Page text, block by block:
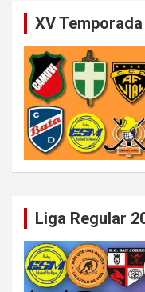
XV
Liga Regular